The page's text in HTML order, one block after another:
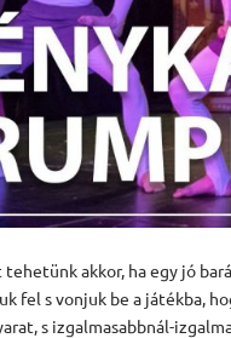
akkor, ha egy jó
fel s vonjuk be a játékba,
s izgalmasabbnál-